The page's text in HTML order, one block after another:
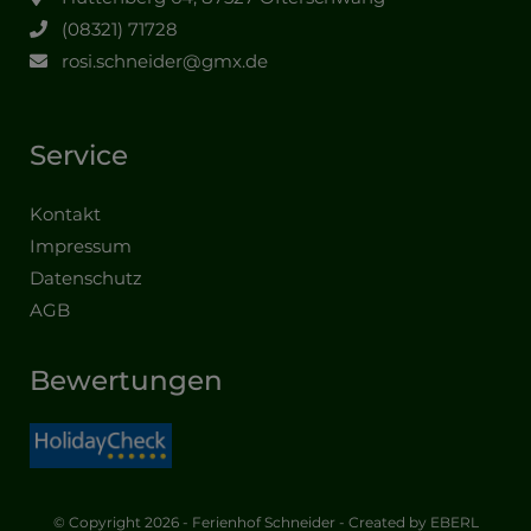
(08321) 71728
rosi.schneider@gmx.de
Service
Kontakt
Impressum
Datenschutz
AGB
Bewertungen
© Copyright 2026 - Ferienhof Schneider - Created by EBERL